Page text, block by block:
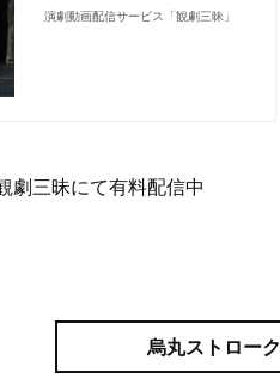
演劇動画配信サービス「観劇三昧」
劇三昧にて有料配信中
烏丸ストロー